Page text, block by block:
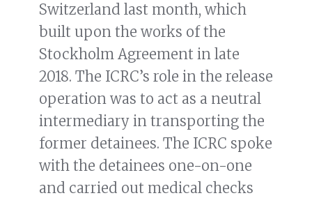
Switzerland last month, which
built upon the works of the
Stockholm Agreement in late
2018. The ICRC’s role in the release
operation was to act as a neutral
intermediary in transporting the
former detainees. The ICRC spoke
with the detainees one-on-one
and carried out medical checks